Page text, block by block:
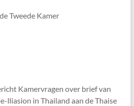
Tweede Kamer
Kamervragen over brief van
lliasion in Thailand aan de Thaise